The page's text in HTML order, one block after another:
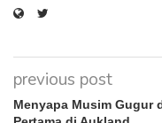
previous post
Menyapa Musim Gugur